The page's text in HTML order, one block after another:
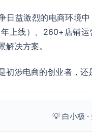
日益激烈的电商环境
上线）、260+店铺
解决方案。
初涉电商的创业者，还
💡 白小极